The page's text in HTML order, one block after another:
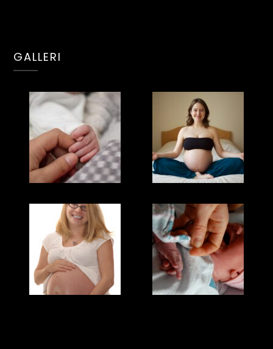
GALLERI